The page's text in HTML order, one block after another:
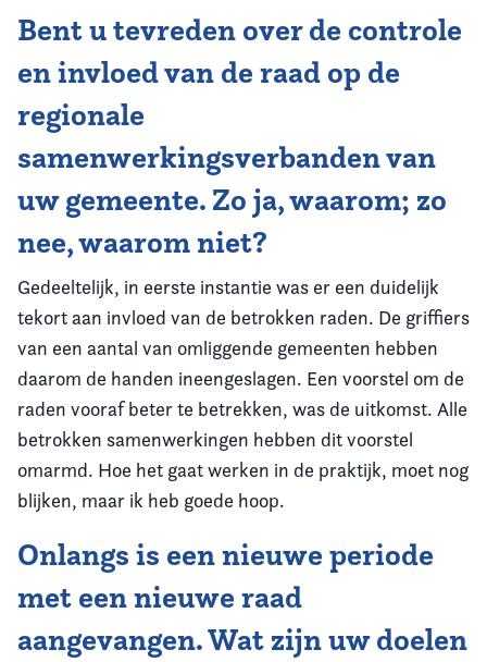
Bent u tevreden over de controle
en invloed van de raad op de
regionale
samenwerkingsverbanden van
uw gemeente. Zo ja, waarom; zo
nee, waarom niet?
Gedeeltelijk, in eerste instantie was er een duidelijk
tekort aan invloed van de betrokken raden. De griffiers
van een aantal van omliggende gemeenten hebben
daarom de handen ineengeslagen. Een voorstel om de
raden vooraf beter te betrekken, was de uitkomst. Alle
betrokken samenwerkingen hebben dit voorstel
omarmd. Hoe het gaat werken in de praktijk, moet nog
blijken, maar ik heb goede hoop.
Onlangs is een nieuwe periode
met een nieuwe raad
aangevangen. Wat zijn uw doelen